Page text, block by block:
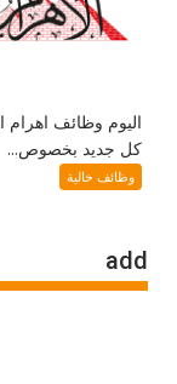
اليوم وظائف
كل جديد بخصوص...
وظائف خالية
add